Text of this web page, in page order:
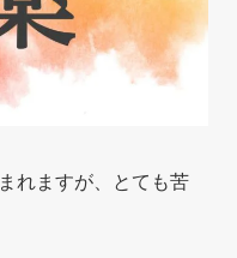
れますが、とても苦